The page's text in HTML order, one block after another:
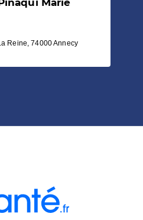
Reine, 74000 Annecy